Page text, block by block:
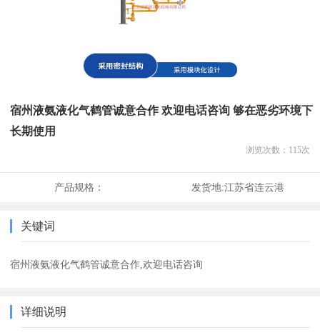
宿州液氨液化气鹤管诚意合作 欢迎电话咨询 够在恶劣环境下
长期使用
浏览次数： 115次
产品规格： 发货地:江苏省连云港
关键词
宿州液氨液化气鹤管诚意合作,欢迎电话咨询
详细说明